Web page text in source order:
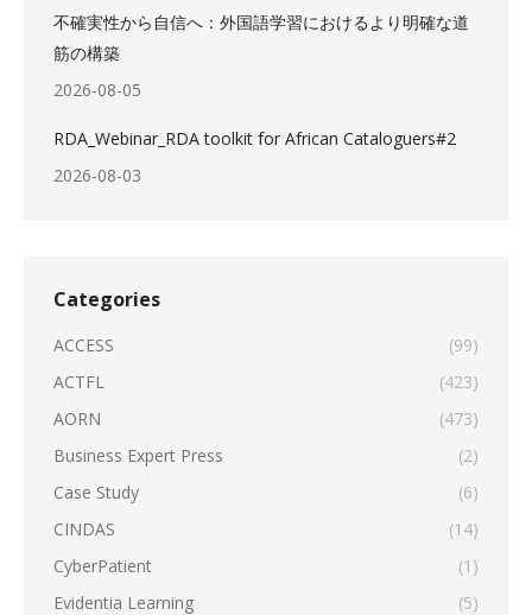
不確実性から自信へ：外国語学習におけるより明確な道
筋の構築
2026-08-05
RDA_Webinar_RDA toolkit for African Cataloguers#2
2026-08-03
Categories
ACCESS
(99)
ACTFL
(423)
AORN
(473)
Business Expert Press
(2)
Case Study
(6)
CINDAS
(14)
CyberPatient
(1)
Evidentia Learning
(5)